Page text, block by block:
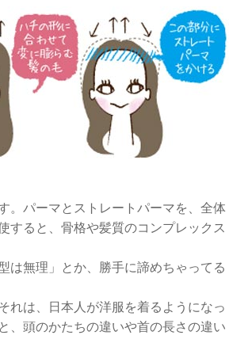
。パーマとストレートパーマを、全体
すると、骨格や髪質のコンプレックス
無理」とか、勝手に諦めちゃってる
は、日本人が洋服を着るようになっ
、頭のかたちの違いや首の長さの違い